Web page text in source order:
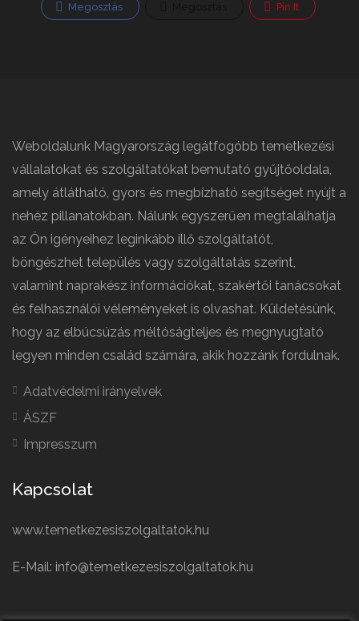
Megosztás Pin It
Weboldalunk Magyarország legátfogóbb temetkezési
vállalatokat és szolgáltatókat bemutató gyűjtőoldala,
amely átlátható, gyors és megbízható segítséget nyújt a
nehéz pillanatokban. Nálunk egyszerűen megtalálhatja
az Ön igényeihez leginkább illő szolgáltatót,
böngészhet település vagy szolgáltatás szerint,
valamint naprakész információkat, szakértői tanácsokat
és felhasználói véleményeket is olvashat. Küldetésünk,
hogy az elbúcsúzás méltóságteljes és megnyugtató
legyen minden család számára, akik hozzánk fordulnak.
Adatvédelmi irányelvek
ÁSZF
Impresszum
Kapcsolat
www.temetkezesiszolgaltatok.hu
E-Mail: info@temetkezesiszolgaltatok.hu